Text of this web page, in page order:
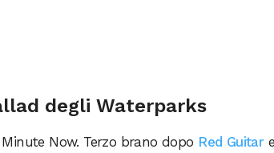
degli Waterparks
Now. Terzo brano dopo Red Guitar